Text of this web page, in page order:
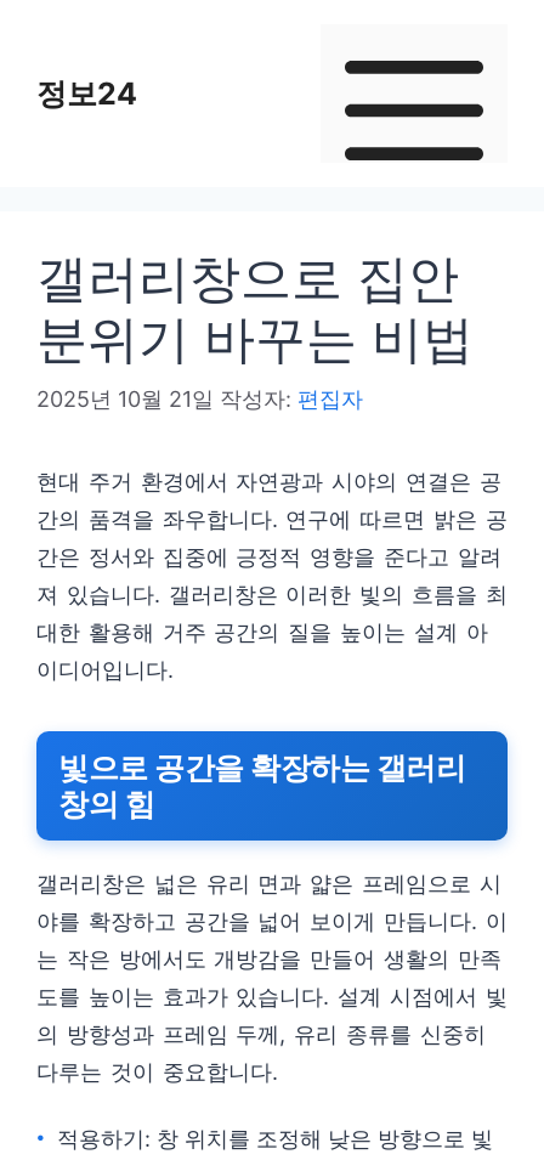
정보24
갤러리창으로 집안
분위기 바꾸는 비법
2025년 10월 21일 작성자: 편집자
현대 주거 환경에서 자연광과 시야의 연결은 공
간의 품격을 좌우합니다. 연구에 따르면 밝은 공
간은 정서와 집중에 긍정적 영향을 준다고 알려
져 있습니다. 갤러리창은 이러한 빛의 흐름을 최
대한 활용해 거주 공간의 질을 높이는 설계 아
이디어입니다.
빛으로 공간을 확장하는 갤러리
창의 힘
갤러리창은 넓은 유리 면과 얇은 프레임으로 시
야를 확장하고 공간을 넓어 보이게 만듭니다. 이
는 작은 방에서도 개방감을 만들어 생활의 만족
도를 높이는 효과가 있습니다. 설계 시점에서 빛
의 방향성과 프레임 두께, 유리 종류를 신중히
다루는 것이 중요합니다.
적용하기: 창 위치를 조정해 낮은 방향으로 빛